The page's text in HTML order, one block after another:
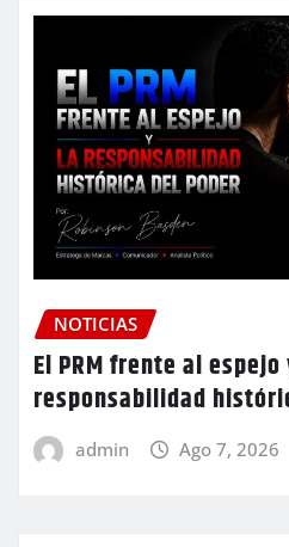
NOTICIAS
El PRM frente al espejo
responsabilidad
admin Ago 7, 2026